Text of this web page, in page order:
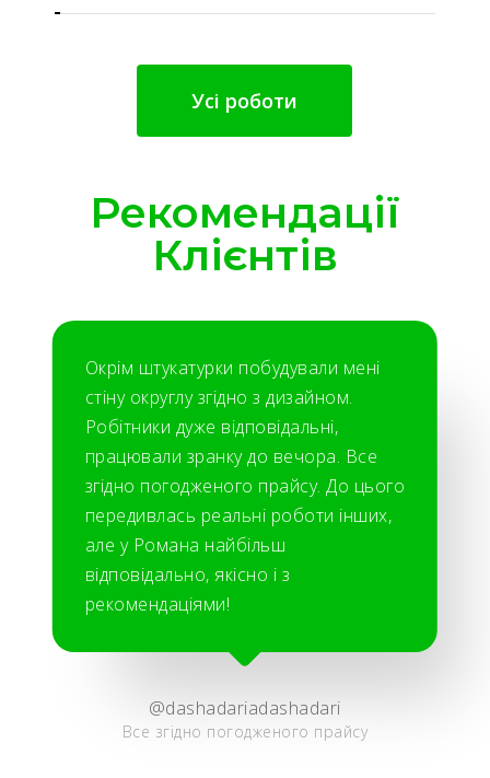
Усі роботи
Рекомендації
Клієнтів
Окрім штукатурки побудували мені
стіну округлу згідно з дизайном.
Робітники дуже відповідальні,
працювали зранку до вечора. Все
згідно погодженого прайсу. До цього
передивлась реальні роботи інших,
але у Романа найбільш
відповідально, якісно і з
рекомендаціями!
@dashadariadashadari
Все згідно погодженого прайсу